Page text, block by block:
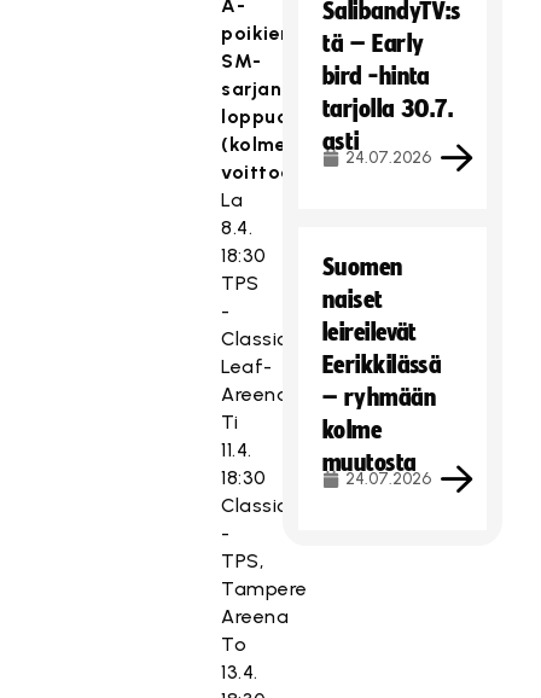
A-
poikien
SM-
sarjan
loppuottelut
(kolme
voittoa)
La
8.4.
18:30
TPS
-
Classic,
Leaf-
Areena
Ti
11.4.
18:30
Classic
-
TPS,
Tampere
Areena
To
13.4.
SalibandyTV:s
tä – Early
bird -hinta
tarjolla 30.7.
asti
24.07.2026
Suomen
naiset
leireilevät
Eerikkilässä
– ryhmään
kolme
muutosta
24.07.2026